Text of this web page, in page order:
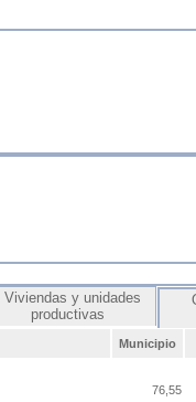
Viviendas y unidades
productivas
Municipio
76,55